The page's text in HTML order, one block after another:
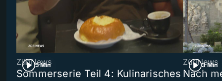
5 Min
ZüriNews
Sommerserie Teil 4: Kulinarisches
3 Min
ZüriNews
Nach